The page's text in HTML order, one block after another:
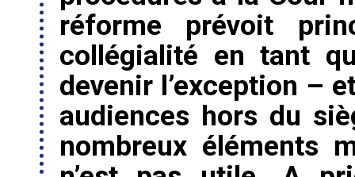
réforme prévoit
collégialité en tant
devenir l’exception –
audiences hors du
nombreux éléments